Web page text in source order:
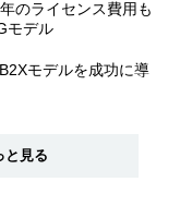
のライセンス費用も
モデル
モデルを成功に導
と見る